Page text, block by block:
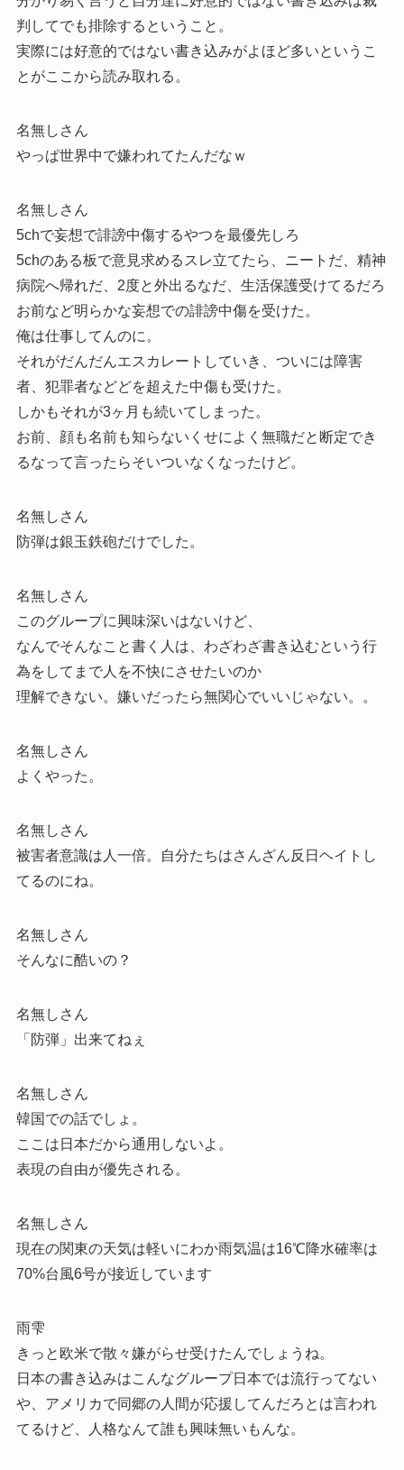
判してでも排除するということ。
実際には好意的ではない書き込みがよほど多いというこ
とがここから読み取れる。
名無しさん
やっぱ世界中で嫌われてたんだなｗ
名無しさん
5chで妄想で誹謗中傷するやつを最優先しろ
5chのある板で意見求めるスレ立てたら、ニートだ、精神
病院へ帰れだ、2度と外出るなだ、生活保護受けてるだろ
お前など明らかな妄想での誹謗中傷を受けた。
俺は仕事してんのに。
それがだんだんエスカレートしていき、ついには障害
者、犯罪者などどを超えた中傷も受けた。
しかもそれが3ヶ月も続いてしまった。
お前、顔も名前も知らないくせによく無職だと断定でき
るなって言ったらそいついなくなったけど。
名無しさん
防弾は銀玉鉄砲だけでした。
名無しさん
このグループに興味深いはないけど、
なんでそんなこと書く人は、わざわざ書き込むという行
為をしてまで人を不快にさせたいのか
理解できない。嫌いだったら無関心でいいじゃない。。
名無しさん
よくやった。
名無しさん
被害者意識は人一倍。自分たちはさんざん反日ヘイトし
てるのにね。
名無しさん
そんなに酷いの？
名無しさん
「防弾」出来てねぇ
名無しさん
韓国での話でしょ。
ここは日本だから通用しないよ。
表現の自由が優先される。
名無しさん
現在の関東の天気は軽いにわか雨気温は16℃降水確率は
70%台風6号が接近しています
雨雫
きっと欧米で散々嫌がらせ受けたんでしょうね。
日本の書き込みはこんなグループ日本では流行ってない
や、アメリカで同郷の人間が応援してんだろとは言われ
てるけど、人格なんて誰も興味無いもんな。